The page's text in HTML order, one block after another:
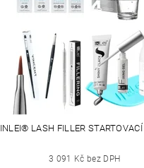
INLEI® LASH FILLER
3 091 Kč bez DPH